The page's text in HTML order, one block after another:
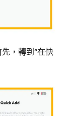
，轉到“在快